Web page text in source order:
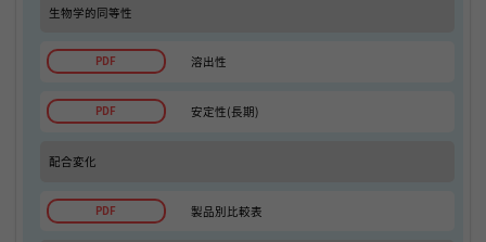
生物学的同等性
溶出性
安定性(長期)
配合変化
製品別比較表